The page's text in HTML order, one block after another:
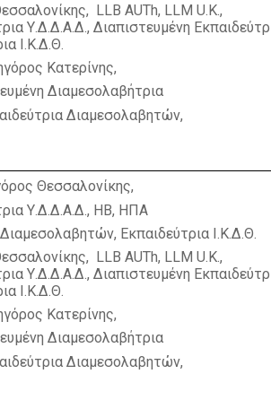
LLB AUTh, LLM U.K.,
Υ.Δ.Δ.Α.Δ., Διαπιστευμένη
Ι.Κ.Δ.Θ.
Κατερίνης,
Διαμεσολαβήτρια
Διαμεσολαβητών,
Θεσσαλονίκης,
Υ.Δ.Δ.Α.Δ., ΗΒ, ΗΠΑ
Εκπαιδεύτρια Ι.Κ.Δ.Θ.
LLB AUTh, LLM U.K.,
Υ.Δ.Δ.Α.Δ., Διαπιστευμένη
Ι.Κ.Δ.Θ.
Κατερίνης,
Διαμεσολαβήτρια
Διαμεσολαβητών,